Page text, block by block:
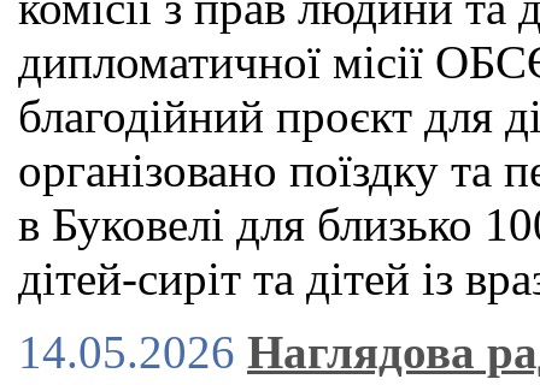
дипломатичної місії
благодійний проєкт для
організовано поїздку та
в Буковелі для близько
дітей-сиріт та дітей із
14.05.2026 Наглядова